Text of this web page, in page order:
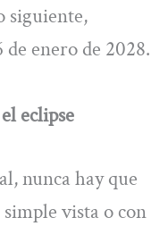
siguiente,
enero de 2028.
eclipse
nunca hay que
vista o con